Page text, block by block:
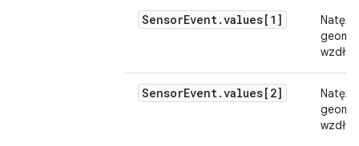
SensorEvent.values[1]
SensorEvent.values[2]